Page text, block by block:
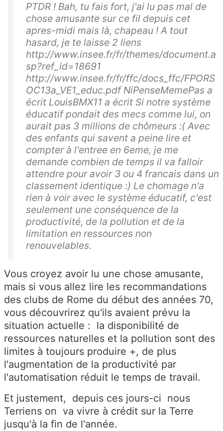
PTDR ! Bah, tu fais fort, j'ai lu pas mal de
chose amusante sur ce fil depuis cet
apres-midi mais là, chapeau ! A tout
hasard, je te laisse 2 liens
http://www.insee.fr/fr/themes/document.a
sp?ref_id=18691
http://www.insee.fr/fr/ffc/docs_ffc/FPORS
OC13a_VE1_educ.pdf NiPenseMemePas a
écrit LouisBMX11 a écrit Si notre système
éducatif pondait des mecs comme lui, on
aurait pas 3 millions de chômeurs :( Avec
des enfants qui savent a peine lire et
compter à l'entree en 6eme, je me
demande combien de temps il va falloir
attendre pour avoir 3 ou 4 francais dans un
classement identique :) Le chomage n'a
rien à voir avec le système éducatif, c'est
seulement une conséquence de la
productivité, de la pollution et de la
limitation en ressources non
renouvelables.
Vous croyez avoir lu une chose amusante,
mais si vous allez lire les recommandations
des clubs de Rome du début des années 70,
vous découvrirez qu'ils avaient prévu la
situation actuelle : la disponibilité de
ressources naturelles et la pollution sont des
limites à toujours produire +, de plus
l'augmentation de la productivité par
l'automatisation réduit le temps de travail.
Et justement, depuis ces jours-ci nous
Terriens on va vivre à crédit sur la Terre
jusqu'à la fin de l'année.